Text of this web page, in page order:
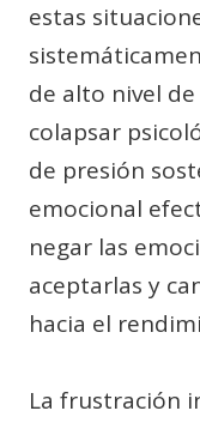
estas
de alto nivel
colapsar
de presión
emocional
negar las
aceptarlas y
hacia el
La frustración